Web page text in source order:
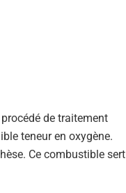
de traitement
teneur en oxygène.
Ce combustible sert